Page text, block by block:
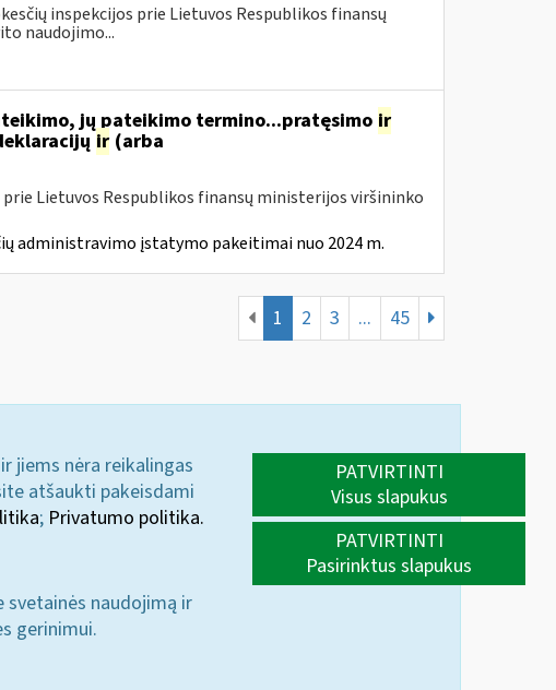
inspekcijos prie Lietuvos Respublikos finansų
naudojimo...
jų pateikimo termino...pratęsimo ir
ir(arba
Lietuvos Respublikos finansų ministerijos viršininko
administravimo įstatymo pakeitimai nuo 2024 m.
1 2 3 ... 45
jiems nėra reikalingas
atšaukti pakeisdami
; Privatumo politika.
naudojimą ir
gerinimui.
PATVIRTINTI
Visus slapukus
PATVIRTINTI
Pasirinktus slapukus